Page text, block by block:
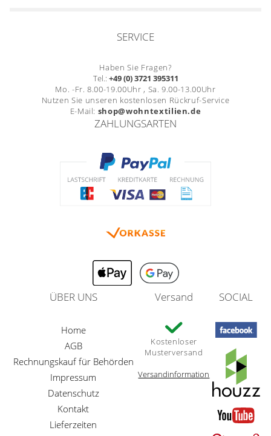
SERVICE
Haben Sie Fragen?
Tel.: +49 (0) 3721 395311
Mo. -Fr. 8.00-19.00Uhr , Sa. 9.00-13.00Uhr
Nutzen Sie unseren kostenlosen Rückruf-Service
E-Mail: shop@wohntextilien.de
ZAHLUNGSARTEN
ÜBER UNS
Home
AGB
Rechnungskauf für Behörden
Impressum
Datenschutz
Kontakt
Lieferzeiten
Versand
Kostenloser
Musterversand
Versandinformation
SOCIAL